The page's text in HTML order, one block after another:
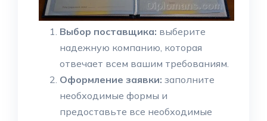
Выбор поставщика: выберите
надежную компанию, которая
отвечает всем вашим требованиям.
Оформление заявки: заполните
необходимые формы и
предоставьте все необходимые